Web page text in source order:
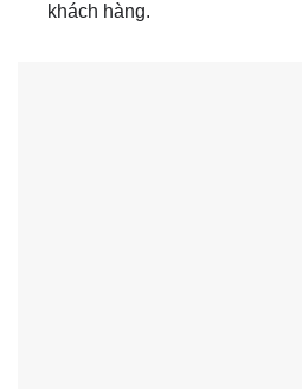
khách hàng.